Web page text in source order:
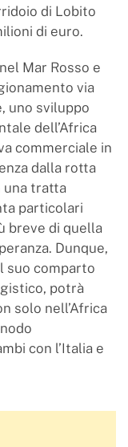
di Lobito
di euro.
Mar Rosso e
via
uno sviluppo
dell’Africa
commerciale in
dalla rotta
una tratta
particolari
breve di quella
Dunque,
suo comparto
potrà
solo nell’Africa
con l’Italia e